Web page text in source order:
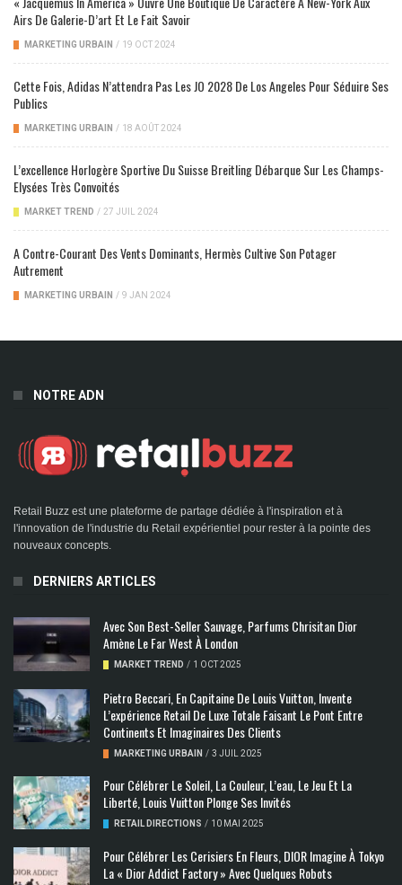
Airs De Galerie-D’art Et Le Fait Savoir
MARKETING URBAIN / 19 OCT 2024
Cette Fois, Adidas N’attendra Pas Les JO 2028 De Los Angeles Pour Séduire Ses
Publics
MARKETING URBAIN / 18 AOÛT 2024
L’excellence Horlogère Sportive Du Suisse Breitling Débarque Sur Les Champs-
Elysées Très Convoités
MARKET TREND / 27 JUIL 2024
A Contre-Courant Des Vents Dominants, Hermès Cultive Son Potager
Autrement
MARKETING URBAIN / 9 JAN 2024
NOTRE ADN
Retail Buzz est une plateforme de partage dédiée à l'inspiration et à
l'innovation de l'industrie du Retail expérientiel pour rester à la pointe des
nouveaux concepts.
DERNIERS ARTICLES
Avec Son Best-Seller Sauvage, Parfums Chrisitan Dior
Amène Le Far West À London
MARKET TREND / 1 OCT 2025
Pietro Beccari, En Capitaine De Louis Vuitton, Invente
L’expérience Retail De Luxe Totale Faisant Le Pont Entre
Continents Et Imaginaires Des Clients
MARKETING URBAIN / 3 JUIL 2025
Pour Célébrer Le Soleil, La Couleur, L’eau, Le Jeu Et La
Liberté, Louis Vuitton Plonge Ses Invités
RETAIL DIRECTIONS / 10 MAI 2025
Pour Célébrer Les Cerisiers En Fleurs, DIOR Imagine À Tokyo
La « Dior Addict Factory » Avec Quelques Robots